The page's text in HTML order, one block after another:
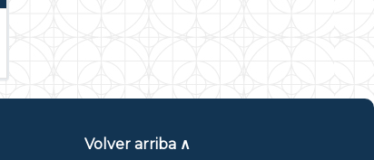
Volver arriba ∧